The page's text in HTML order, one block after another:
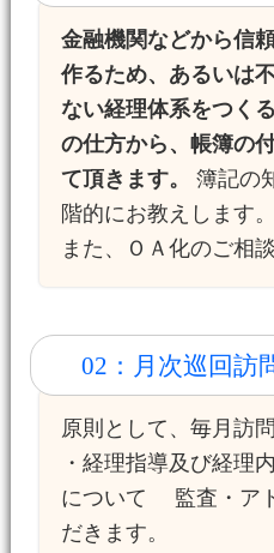
金融機関などから信
作るため、あるいは
ない経理体系をつく
の仕方から、帳簿の
て頂きます。 簿記の
階的にお教えします。
また、ＯＡ化のご相
02：月次巡回訪
原則として、毎月訪
・経理指導及び経理
について 監査・ア
だきます。